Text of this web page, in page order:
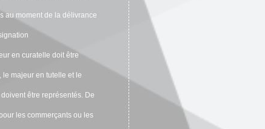
au moment de la délivrance
en curatelle doit être
le majeur en tutelle et le
être représentés. De
les commerçants ou les